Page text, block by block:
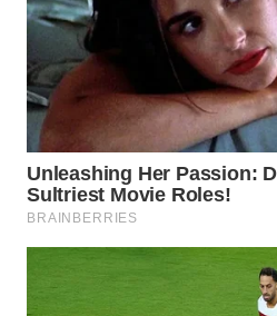
WN
CIANJUR
WN
KEPULAUAN
SERIBU
WN
TANGERANG
BINJAI